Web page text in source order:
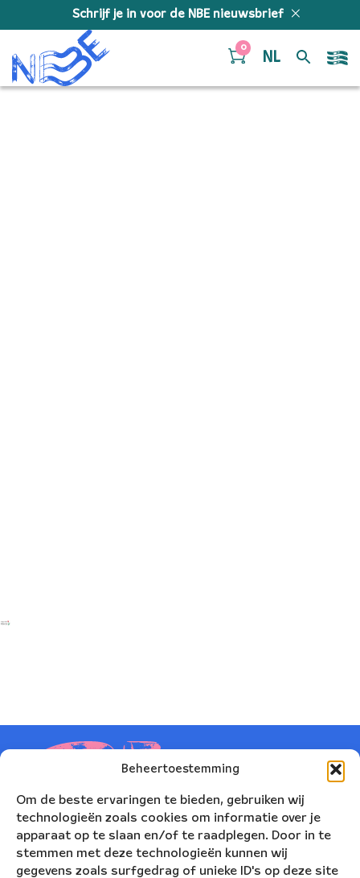
Beheertoestemming
Om de beste ervaringen te bieden, gebruiken wij
technologieën zoals cookies om informatie over je
apparaat op te slaan en/of te raadplegen. Door in te
stemmen met deze technologieën kunnen wij
gegevens zoals surfgedrag of unieke ID's op deze site
Schrijf je in voor de NBE nieuwsbrief
0
NL